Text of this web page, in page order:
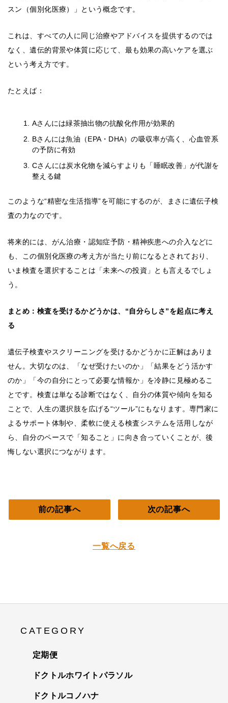
スン（個別化医療）」という概念です。
これは、すべての人に同じ治療やアドバイスを提供するのでは
なく、遺伝的背景や体質に応じて、最も効果の高いケアを選ぶ
という考え方です。
たとえば：
Aさんには緑茶抽出物の抗酸化作用が効果的
Bさんには魚油（EPA・DHA）の吸収率が高く、心血管系
の予防に有効
Cさんには炭水化物を減らすよりも「睡眠改善」が代謝を
整える鍵
このような“精密な生活指導”を可能にするのが、まさに遺伝子検
査の力なのです。
将来的には、がん治療・認知症予防・精神疾患への介入などに
も、この個別化医療の考え方が当たり前になるとされており、
いま検査を選択することは「未来への投資」とも言えるでしょ
う。
まとめ：検査を受けるかどうかは、“自分らしさ”を起点に考え
る
遺伝子検査やスクリーニングを受けるかどうかに正解はありま
せん。大切なのは、「なぜ受けたいのか」「結果をどう活かす
のか」「今の自分にとって必要な情報か」を冷静に見極めるこ
とです。検査は単なる診断ではなく、自分の体質や傾向を知る
ことで、人生の選択肢を広げる“ツール”にもなります。専門家に
よるサポート体制や、柔軟に使える検査システムを活用しなが
ら、自分のペースで「知ること」に向き合っていくことが、後
悔しない選択につながります。
前の記事へ
一覧へ戻る
次の記事へ
CATEGORY
定期便
ドクトルホワイトパラソル
ドクトルコノハナ